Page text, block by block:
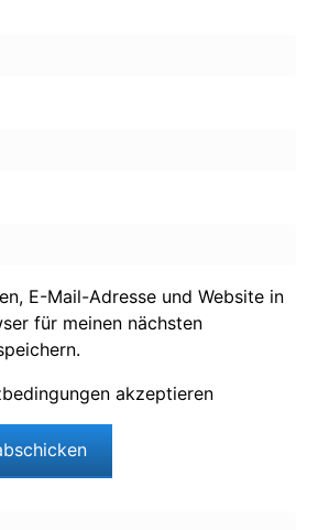
E-Mail-Adresse und Website in
für meinen nächsten
akzeptieren